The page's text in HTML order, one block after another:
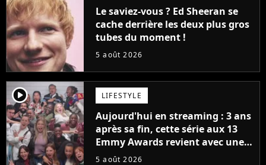
Le saviez-vous ? Ed Sheeran se
cache derrière les deux plus gros
tubes du moment !
5 août 2026
player2 LIFESTYLE
Aujourd'hui en streaming : 3 ans
après sa fin, cette série aux 13
Emmy Awards revient avec une
suite... totalement différente
5 août 2026